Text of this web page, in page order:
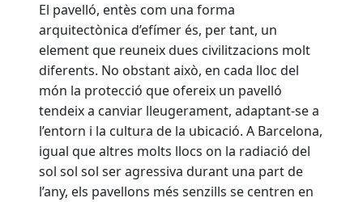
El pavelló, entès com una forma
arquitectònica d’efímer és, per tant, un
element que reuneix dues civilitzacions molt
diferents. No obstant això, en cada lloc del
món la protecció que ofereix un pavelló
tendeix a canviar lleugerament, adaptant-se a
l’entorn i la cultura de la ubicació. A Barcelona,
igual que altres molts llocs on la radiació del
sol sol sol ser agressiva durant una part de
l’any, els pavellons més senzills se centren en